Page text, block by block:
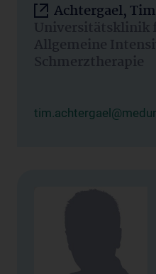
Achtergael,
Universitätsklinik
Allgemeine
Schmerztherapie